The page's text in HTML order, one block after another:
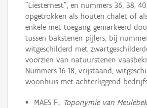
"Liesternest", en nummers 36, 38,
opgetrokken als houten chalet of
enkele met toegang gemarkeerd
tussen bakstenen pijlers, bij
witgeschilderd met
voorzien van natuurstenen
Nummers 16-18, vrijstaand,
woonhuis met achterliggend
MAES F., Toponymie van